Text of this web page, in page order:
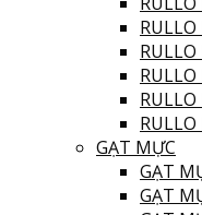
RULLO
RULLO
RULLO
GẠT MỰC
GẠT
GẠT